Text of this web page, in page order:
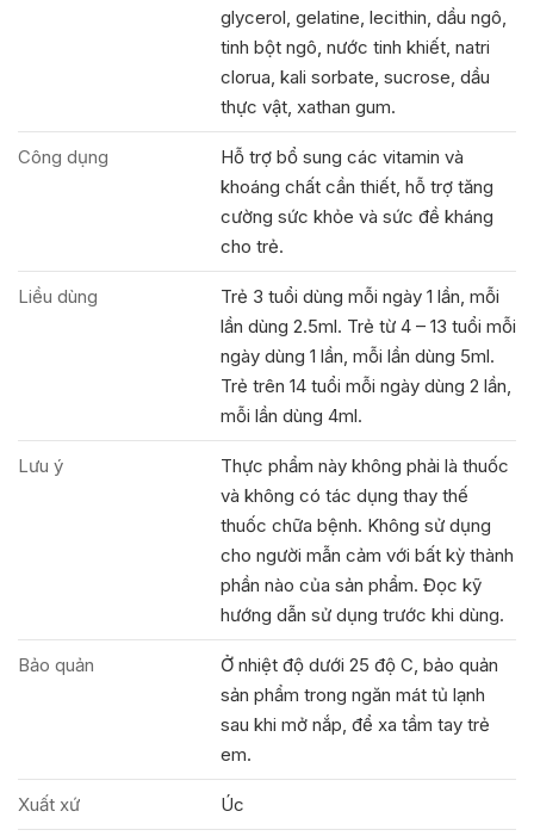
glycerol, gelatine, lecithin, dầu ngô,
tinh bột ngô, nước tinh khiết, natri
clorua, kali sorbate, sucrose, dầu
thực vật, xathan gum.
Công dụng
Hỗ trợ bổ sung các vitamin và
khoáng chất cần thiết, hỗ trợ tăng
cường sức khỏe và sức đề kháng
cho trẻ.
Liều dùng
Trẻ 3 tuổi dùng mỗi ngày 1 lần, mỗi
lần dùng 2.5ml. Trẻ từ 4 – 13 tuổi mỗi
ngày dùng 1 lần, mỗi lần dùng 5ml.
Trẻ trên 14 tuổi mỗi ngày dùng 2 lần,
mỗi lần dùng 4ml.
Lưu ý
Thực phẩm này không phải là thuốc
và không có tác dụng thay thế
thuốc chữa bệnh. Không sử dụng
cho người mẫn cảm với bất kỳ thành
phần nào của sản phẩm. Đọc kỹ
hướng dẫn sử dụng trước khi dùng.
Bảo quản
Ở nhiệt độ dưới 25 độ C, bảo quản
sản phẩm trong ngăn mát tủ lạnh
sau khi mở nắp, để xa tầm tay trẻ
em.
Xuất xứ Úc